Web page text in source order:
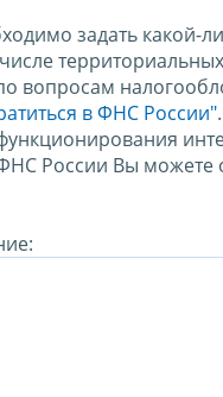
задать какой-
вопросам
в ФНС России".
России Вы можете